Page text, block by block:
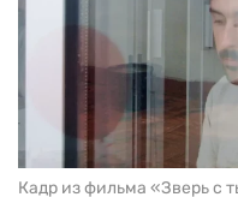
Кадр из фильма «Зверь с